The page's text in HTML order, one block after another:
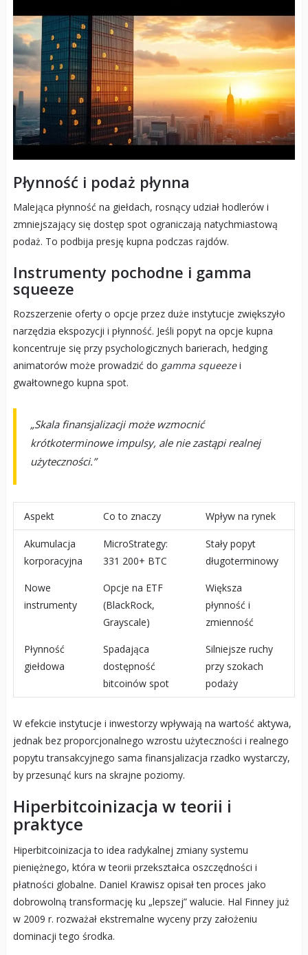
Płynność i podaż płynna
Malejąca płynność na giełdach, rosnący udział hodlerów i
zmniejszający się dostęp spot ograniczają natychmiastową
podaż. To podbija presję kupna podczas rajdów.
Instrumenty pochodne i gamma
squeeze
Rozszerzenie oferty o opcje przez duże instytucje zwiększyło
narzędzia ekspozycji i płynność. Jeśli popyt na opcje kupna
koncentruje się przy psychologicznych barierach, hedging
animatorów może prowadzić do gamma squeezei
gwałtownego kupna spot.
„Skala finansjalizacji może wzmocnić
krótkoterminowe impulsy, ale nie zastąpi realnej
użyteczności.”
Aspekt Co to znaczy Wpływ na rynek
Akumulacja
korporacyjna
MicroStrategy:
331 200+ BTC
Stały popyt
długoterminowy
Nowe
instrumenty
Opcje na ETF
(BlackRock,
Grayscale)
Większa
płynność i
zmienność
Płynność
giełdowa
Spadająca
dostępność
bitcoinów spot
Silniejsze ruchy
przy szokach
podaży
W efekcie instytucje i inwestorzy wpływają na wartość aktywa,
jednak bez proporcjonalnego wzrostu użyteczności i realnego
popytu transakcyjnego sama finansjalizacja rzadko wystarczy,
by przesunąć kurs na skrajne poziomy.
Hiperbitcoinizacja w teorii i
praktyce
Hiperbitcoinizacja to idea radykalnej zmiany systemu
pieniężnego, która w teorii przekształca oszczędności i
płatności globalne. Daniel Krawisz opisał ten proces jako
dobrowolną transformację ku „lepszej” walucie. Hal Finney już
w 2009 r. rozważał ekstremalne wyceny przy założeniu
dominacji tego środka.